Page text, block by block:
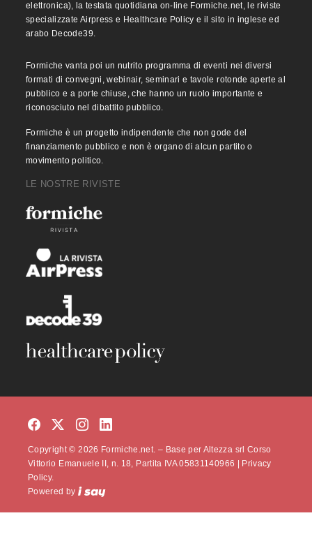
elettronica), la testata quotidiana on-line Formiche.net, le riviste
specializzate Airpress e Healthcare Policy e il sito in inglese ed
arabo Decode39.
Formiche vanta poi un nutrito programma di eventi nei diversi
formati di convegni, webinair, seminari e tavole rotonde aperte al
pubblico e a porte chiuse, che hanno un ruolo importante e
riconosciuto nel dibattito pubblico.
Formiche è un progetto indipendente che non gode del
finanziamento pubblico e non è organo di alcun partito o
movimento politico.
LE NOSTRE RIVISTE
Copyright © 2026 Formiche.net. – Base per Altezza srl Corso
Vittorio Emanuele II, n. 18, Partita IVA 05831140966 | Privacy
Policy.
Powered by